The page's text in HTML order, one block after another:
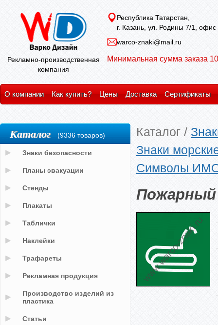
Рекламно-производственная
компания
Республика Татарстан,
г. Казань, ул. Родины 7/1, офис
warco-znaki@mail.ru
Минимальная сумма заказа
О компании Как купить? Цены Доставка Сертификаты
Каталог /
Знаки
Символы ИМО
Каталог (9336 товаров)
Знаки безопасности
Планы эвакуации
Стенды
Плакаты
Таблички
Наклейки
Трафареты
Рекламная продукция
Производство изделий из
пластика
Статьи